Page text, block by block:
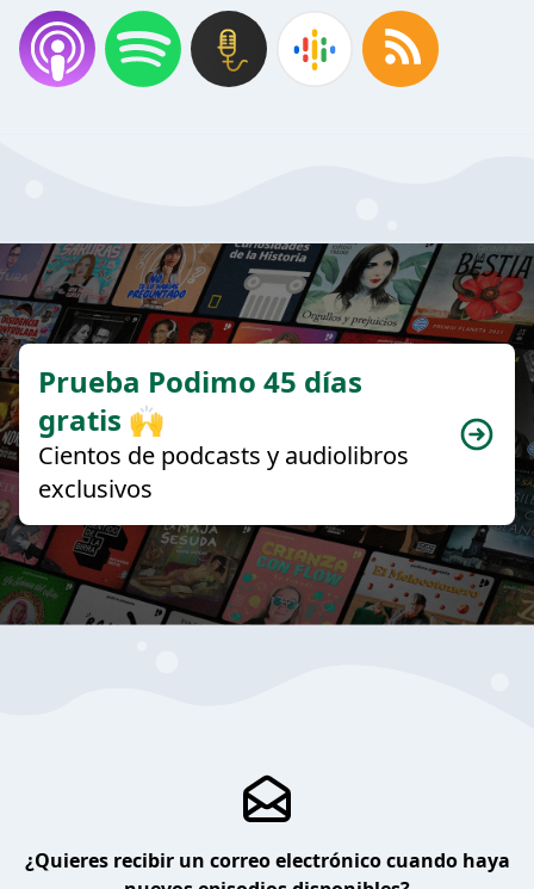
Prueba Podimo 45 días
gratis 🙌
Cientos de podcasts y audiolibros
exclusivos
¿Quieres recibir un correo electrónico cuando haya